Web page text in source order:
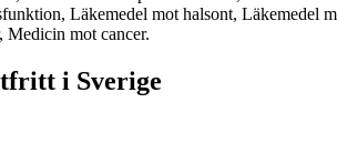
Läkemedel mot halsont, Läkemedel
Medicin mot cancer.
i Sverige